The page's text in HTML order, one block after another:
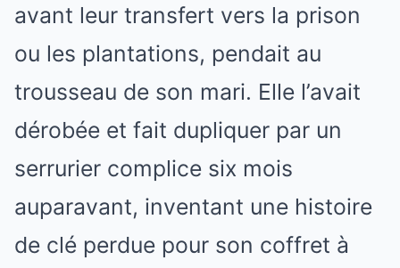
avant leur transfert vers la prison
ou les plantations, pendait au
trousseau de son mari. Elle l’avait
dérobée et fait dupliquer par un
serrurier complice six mois
auparavant, inventant une histoire
de clé perdue pour son coffret à